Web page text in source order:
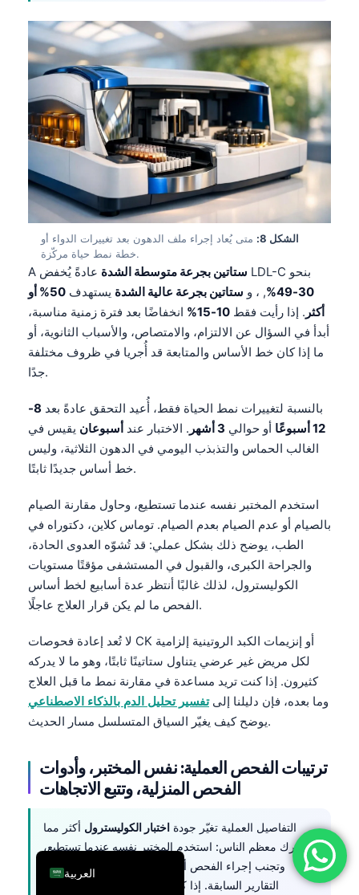
الشكل 8:
متى يُعاد إجراء ملف الدهون بعد تغييرات الدواء أو
خطة نمط حياة مركّزة.
A ستاتين بجرعة متوسطة الشدة
عادةً يُخفض LDL-C بنحو
30-49%
, ، و ستاتين بجرعة عالية الشدة يستهدف
50% أو
أكثر . إذا رأيت فقط 10-15%
انخفاضًا بعد فترة زمنية مناسبة،
أبدأ في السؤال عن الالتزام، والامتصاص، والأسباب الثانوية، أو
ما إذا كان خط الأساس والمتابعة قد أُجريا في ظروف مختلفة
جدًا.
بالنسبة لتغييرات نمط الحياة فقط، أُعيد التحقق عادةً بعد
8-
12 أسبوعًا
أو حوالي 3 أشهر . الاختبار عند أسبوعان يقيس في
الغالب الحماس والتذبذب اليومي في الدهون الثلاثية، وليس
خط أساس جديدًا ثابتًا.
استخدم المختبر نفسه عندما تستطيع، وحاول مقارنة الصيام
بالصيام أو عدم الصيام بعدم الصيام. توماس كلاين، دكتوراه في
الطب، يوضح ذلك بشكل عملي: قد تُشوّه العدوى الحادة،
والجراحة الكبرى، والقبول في المستشفى مؤقتًا مستويات
الكوليسترول، لذلك غالبًا أنتظر عدة أسابيع لخط أساس
الفحص ما لم يكن قرار العلاج عاجلًا.
لا تُعد إعادة فحوصات CK أو إنزيمات الكبد الروتينية إلزامية
لكل مريض غير عرضي يتناول ستاتينًا ثابتًا، وهو ما لا يدركه
كثيرون. إذا كنت تريد مساعدة في مقارنة نمط ما قبل العلاج
وما بعده، فإن دليلنا إلىتفسير تحليل الدم بالذكاء الاصطناعي
يوضح كيف يغيّر السياق المتسلسل مسار الحديث.
ترتيبات الفحص العملية: نفس المختبر، وأدوات
الفحص المنزلية، وتتبع الاتجاهات
التفاصيل العملية تغيّر جودة اختبار الكوليسترول أكثر مما
يدرك معظم الناس: استخدم المختبر نفسه عندما تستطيع،
وتجنب إجراء الفحص أثناء مرض حاد، واحتفظ بتواريخ
التقارير السابقة. إذا كانت نتيجتك محفوظة في ألبوم
العربية
English
Deutsch
Français
עִבְרִית
Español
Português
Ελληνικά
Türkçe
Română
简体中文
فارسی
Български
Dansk
Nederlands
हिन्दी
Bahasa Indonesia
Српски језик
Svenska
Bosanski
Azərbaycan dili
Eesti
日本語
Čeština
ქართული
Русский
Lietuvių kalba
Polski
한국어
Slovenščina